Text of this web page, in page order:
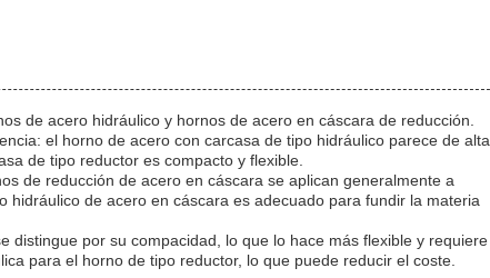
de acero hidráulico y hornos de acero en cáscara de reducción.
el horno de acero con carcasa de tipo hidráulico parece de alta
de tipo reductor es compacto y flexible.
de reducción de acero en cáscara se aplican generalmente a
de acero en cáscara es adecuado para fundir la materia
distingue por su compacidad, lo que lo hace más flexible y requiere
para el horno de tipo reductor, lo que puede reducir el coste.